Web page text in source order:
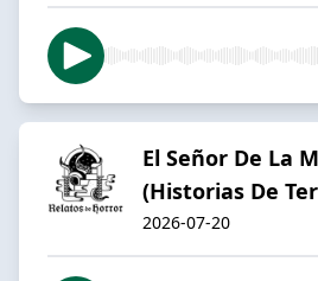
El Señor De La
(Historias De
2026-07-20